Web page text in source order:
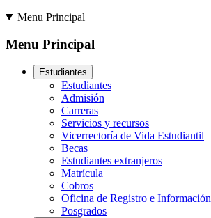
Menu Principal
Menu Principal
Estudiantes
Estudiantes
Admisión
Carreras
Servicios y recursos
Vicerrectoría de Vida Estudiantil
Becas
Estudiantes extranjeros
Matrícula
Cobros
Oficina de Registro e Información
Posgrados